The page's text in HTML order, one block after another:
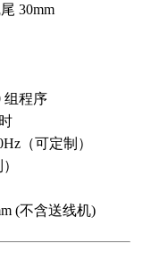
30mm
组程序
（可定制）
(不含送线机)